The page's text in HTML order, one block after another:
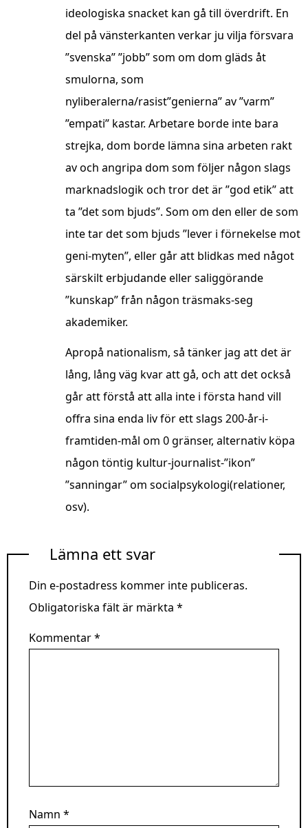
ideologiska snacket kan gå till överdrift. En
del på vänsterkanten verkar ju vilja försvara
”svenska” ”jobb” som om dom gläds åt
smulorna, som
nyliberalerna/rasist”genierna” av ”varm”
”empati” kastar. Arbetare borde inte bara
strejka, dom borde lämna sina arbeten rakt
av och angripa dom som följer någon slags
marknadslogik och tror det är ”god etik” att
ta ”det som bjuds”. Som om den eller de som
inte tar det som bjuds ”lever i förnekelse mot
geni-myten”, eller går att blidkas med något
särskilt erbjudande eller saliggörande
”kunskap” från någon träsmaks-seg
akademiker.
Apropå nationalism, så tänker jag att det är
lång, lång väg kvar att gå, och att det också
går att förstå att alla inte i första hand vill
offra sina enda liv för ett slags 200-år-i-
framtiden-mål om 0 gränser, alternativ köpa
någon töntig kultur-journalist-”ikon”
”sanningar” om socialpsykologi(relationer,
osv).
Lämna ett svar
Din e-postadress kommer inte publiceras.
Obligatoriska fält är märkta *
Kommentar*
Namn *